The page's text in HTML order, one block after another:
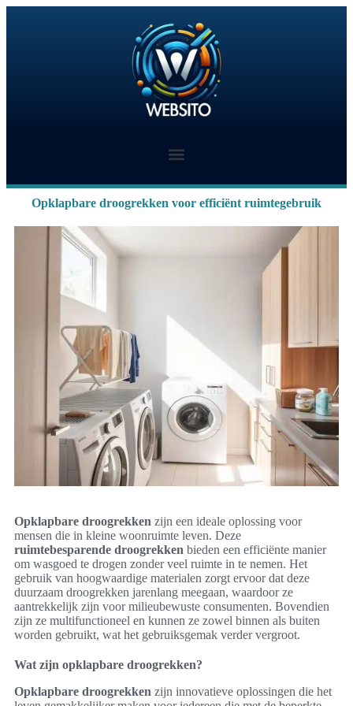
Opklapbare droogrekken voor efficiënt ruimtegebruik
Opklapbare droogrekken zijn een ideale oplossing voor
mensen die in kleine woonruimte leven. Deze
ruimtebesparende droogrekken bieden een efficiënte manier
om wasgoed te drogen zonder veel ruimte in te nemen. Het
gebruik van hoogwaardige materialen zorgt ervoor dat deze
duurzaam droogrekken jarenlang meegaan, waardoor ze
aantrekkelijk zijn voor milieubewuste consumenten. Bovendien
zijn ze multifunctioneel en kunnen ze zowel binnen als buiten
worden gebruikt, wat het gebruiksgemak verder vergroot.
Wat zijn opklapbare droogrekken?
Opklapbare droogrekken zijn innovatieve oplossingen die het